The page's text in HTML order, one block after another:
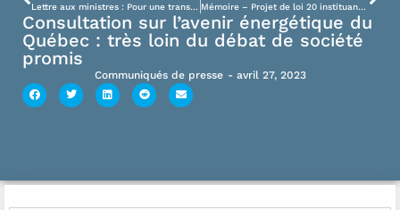
Lettre aux ministres : Pour une transition énergétique respectueuse des dernières rivières sauvages Mémoire – Projet de loi 20 instituant le Fonds bleu
Consultation sur l’avenir énergétique du
Québec : très loin du débat de société
promis
Communiqués de presse - avril 27, 2023